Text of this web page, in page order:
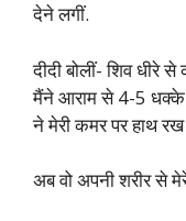
देने लगीं.
दीदी बोलीं- शिव धीरे से
मैंने आराम से 4-5 धक्के
ने मेरी कमर पर हाथ
अब वो अपनी शरीर से